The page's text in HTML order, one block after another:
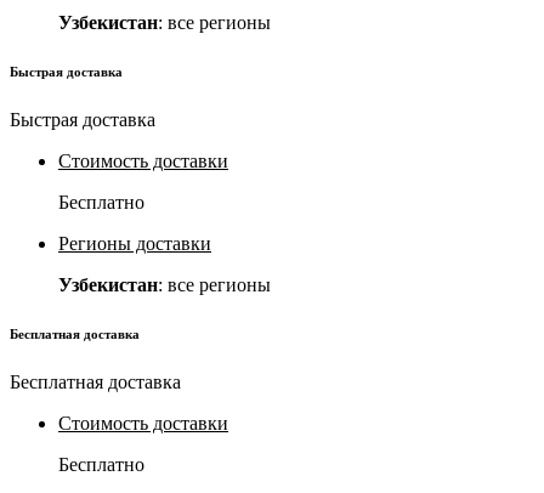
Узбекистан: все регионы
Быстрая доставка
Быстрая доставка
Стоимость доставки
Бесплатно
Регионы доставки
Узбекистан: все регионы
Бесплатная доставка
Бесплатная доставка
Стоимость доставки
Бесплатно